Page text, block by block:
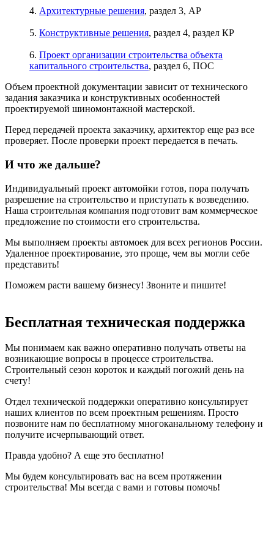
4. Архитектурные решения, раздел 3, АР
5. Конструктивные решения, раздел 4, раздел КР
6. Проект организации строительства объекта
капитального строительства, раздел 6, ПОС
Объем проектной документации зависит от технического
задания заказчика и конструктивных особенностей
проектируемой шиномонтажной мастерской.
Перед передачей проекта заказчику, архитектор еще раз все
проверяет. После проверки проект передается в печать.
И что же дальше?
Индивидуальный проект автомойки готов, пора получать
разрешение на строительство и приступать к возведению.
Наша строительная компания подготовит вам коммерческое
предложение по стоимости его строительства.
Мы выполняем проекты автомоек для всех регионов России.
Удаленное проектирование, это проще, чем вы могли себе
представить!
Поможем расти вашему бизнесу! Звоните и пишите!
Бесплатная техническая поддержка
Мы понимаем как важно оперативно получать ответы на
возникающие вопросы в процессе строительства.
Строительный сезон короток и каждый погожий день на
счету!
Отдел технической поддержки оперативно консультирует
наших клиентов по всем проектным решениям. Просто
позвоните нам по бесплатному многоканальному телефону и
получите исчерпывающий ответ.
Правда удобно? А еще это бесплатно!
Мы будем консультировать вас на всем протяжении
строительства! Мы всегда с вами и готовы помочь!